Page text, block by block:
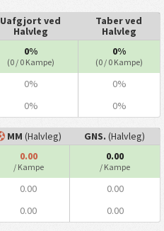
Uafgjort ved
Halvleg
Taber ved
Halvleg
0%
(0 / 0 Kampe)
0%
(0 / 0 Kampe)
0% 0%
0% 0%
MM (Halvleg) GNS. (Halvleg)
0.00
/ Kampe
0.00
/ Kampe
0.00 0.00
0.00 0.00